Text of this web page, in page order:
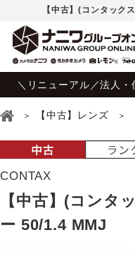
【中古】(コンタック
＼リニューアル／法人・
【中古】レンズ
CONTAX
【中古】(コンタ
ー 50/1.4 MMJ